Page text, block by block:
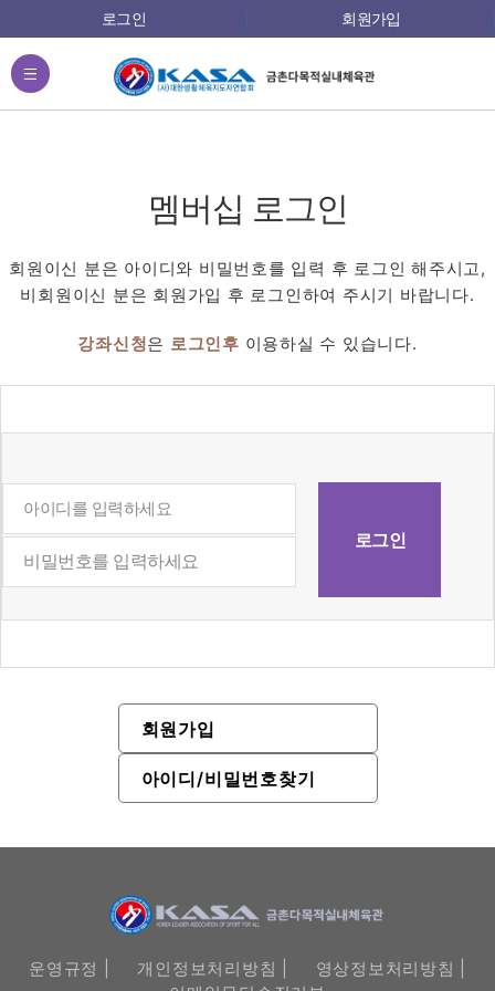
로그인 회원가입
전체메뉴
멤버십 로그인
회원이신 분은 아이디와 비밀번호를 입력 후 로그인 해주시고,
비회원이신 분은 회원가입 후 로그인하여 주시기 바랍니다.
강좌신청은 로그인후 이용하실 수 있습니다.
회원가입
아이디/비밀번호찾기
운영규정 | 개인정보처리방침 |
영상정보처리방침 |